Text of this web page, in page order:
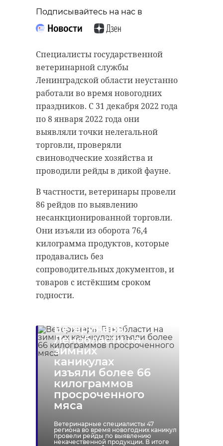
Подписывайтесь на нас в
Специалисты государственной
ветеринарной службы
Ленинградской области неустанно
работали во время новогодних
праздников. С 31 декабря 2022 года
по 8 января 2022 года они
выявляли точки нелегальной
торговли, проверяли
свиноводческие хозяйства и
проводили рейды в дикой фауне.
В частности, ветеринары провели
86 рейдов по выявлению
несанкционированной торговли.
Они изъяли из оборота 76,4
килограмма продуктов, которые
продавались без
сопроводительных документов, и
товаров с истёкшим сроком
годности.
Ветеринары
Ленобласти на
зимних
каникулах
изъяли более 66
килограммов
просроченного
мяса
Ветеринарные специалисты 47
региона во время новогодних каникул
провели рейды по выявлению
некачественной продукции. В итоге
Украиной и Россией.
Мы всегда знали, что,
в конце концов,
Крым войдет в
состав России.
Почему? Потому что
народ так хочет.
Международный
закон насчет этого
говорит ясно и четко:
"Каждый регион
имеет право
определить свою
судьбу". Это -
священный принцип
американской
внешней политики,
есть много примеров,
когда США
самоопределение
против других стран.
Когда-то обосновано,
когда-то - не
обосновано. Крым -
пример, когда все
очень много людей
хотели быть вместе с